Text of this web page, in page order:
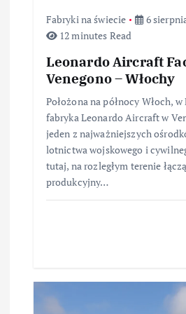
Fabryki na świecie
6
12 minutes Read
Leonardo Aircraft
Venegono – Włochy
Położona na północy Włoch,
fabryka Leonardo Aircraft w
jeden z najważniejszych
lotnictwa wojskowego i
tutaj, na rozległym terenie
produkcyjny…